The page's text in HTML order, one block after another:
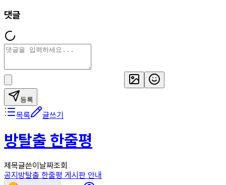
댓글
등록
목록 글쓰기
방탈출 한줄평
제목글쓴이 날짜조회
공지 방탈출 한줄평 게시판 안내